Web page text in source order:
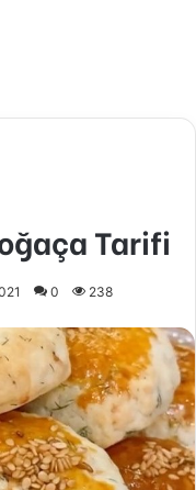
Tarifi
0 238